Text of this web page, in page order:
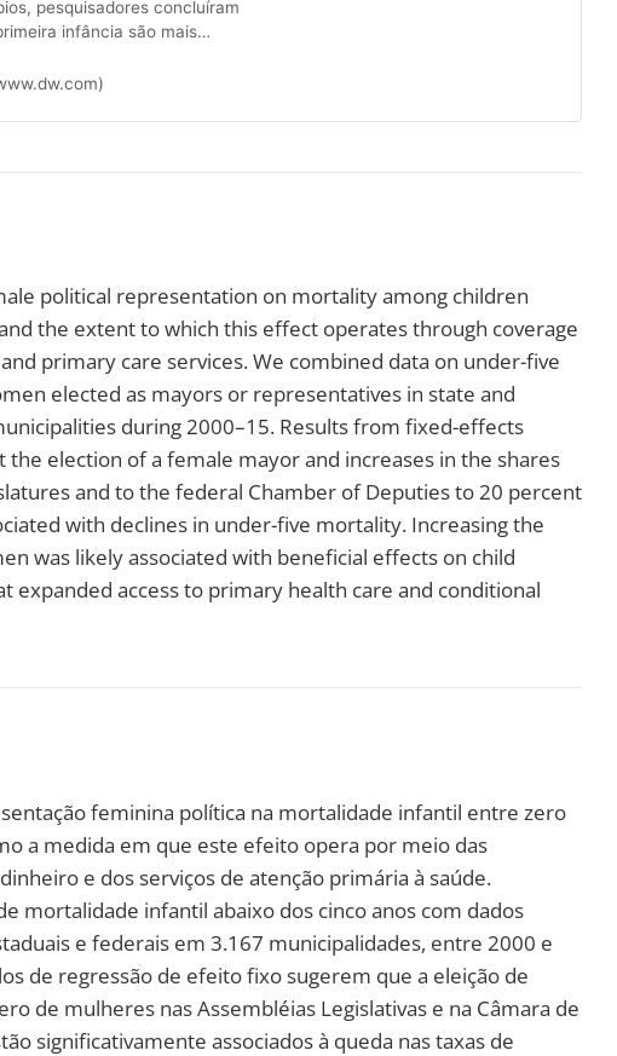
pesquisadores concluíram
infância são mais
political representation on mortality among children
the extent to which this effect operates through coverage
primary care services. We combined data on under-five
elected as mayors or representatives in state and
during 2000–15. Results from fixed-effects
the election of a female mayor and increases in the shares
and to the federal Chamber of Deputies to 20 percent
with declines in under-five mortality. Increasing the
was likely associated with beneficial effects on child
expanded access to primary health care and conditional
feminina política na mortalidade infantil entre zero
a medida em que este efeito opera por meio das
e dos serviços de atenção primária à saúde.
mortalidade infantil abaixo dos cinco anos com dados
e federais em 3.167 municipalidades, entre 2000 e
de regressão de efeito fixo sugerem que a eleição de
de mulheres nas Assembléias Legislativas e na Câmara de
significativamente associados à queda nas taxas de